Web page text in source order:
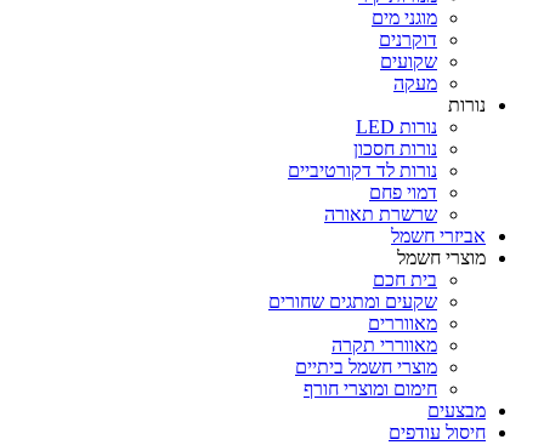
מוגני מים
דוקרנים
שקועים
מעקה
נורות
נורות LED
נורות חסכון
נורות לד דקורטיביים
דמוי פחם
שרשרת תאורה
אביזרי חשמל
מוצרי חשמל
בית חכם
שקעים ומתגים שחורים
מאווררים
מאווררי תקרה
מוצרי חשמל ביתיים
חימום ומוצרי חורף
מבצעים
חיסול עודפים